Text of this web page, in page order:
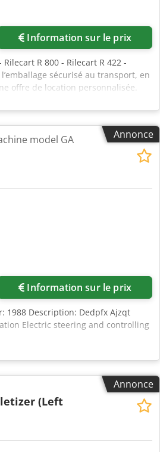
Information sur le prix
R 800 - Rilecart R 422 -
sécurisé au transport, en
offre de location personnalisée.
l’environnement et
à un prix attractif.
Annonce
model GA
Information sur le prix
1988 Description: Dedpfx Ajzqt
Electric steering and controlling
Annonce
(Left